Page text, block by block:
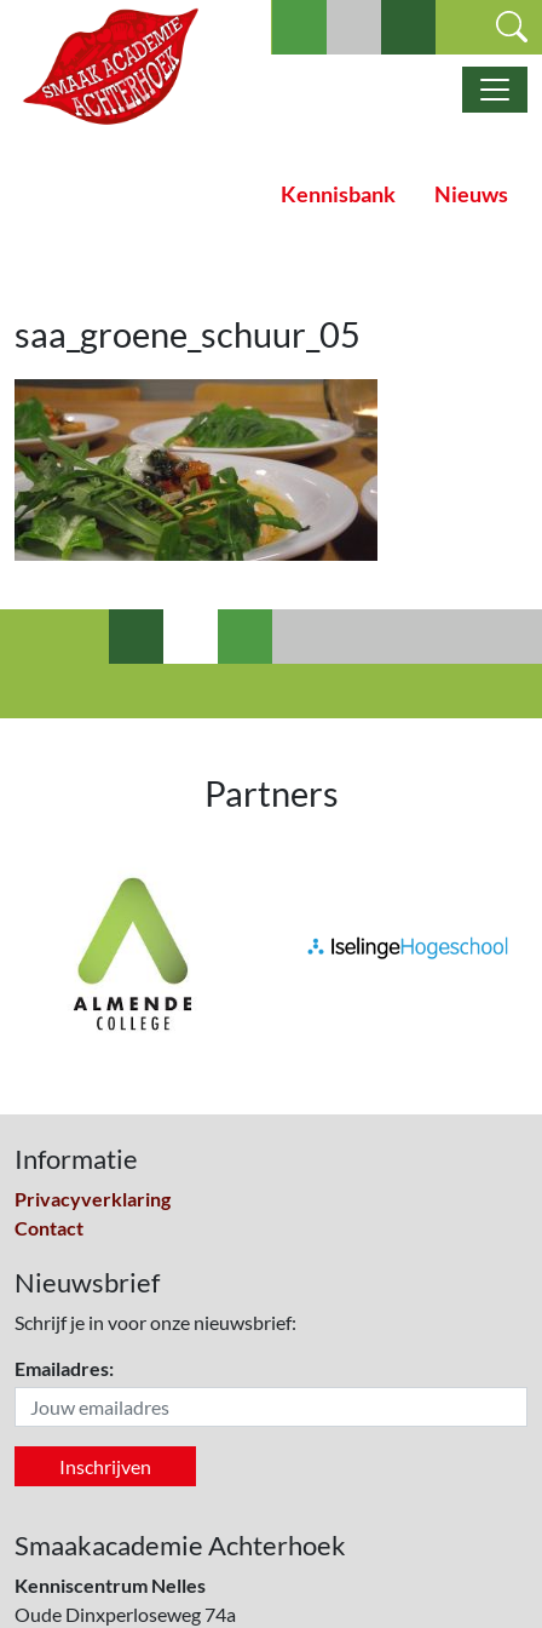
Ga naar de inhoud
Hoofdnavigatie
Kennisbank Nieuws
saa_groene_schuur_05
Partners
Informatie
Privacyverklaring
Contact
Nieuwsbrief
Schrijf je in voor onze nieuwsbrief:
Emailadres:
Smaakacademie Achterhoek
Kenniscentrum Nelles
Oude Dinxperloseweg 74a